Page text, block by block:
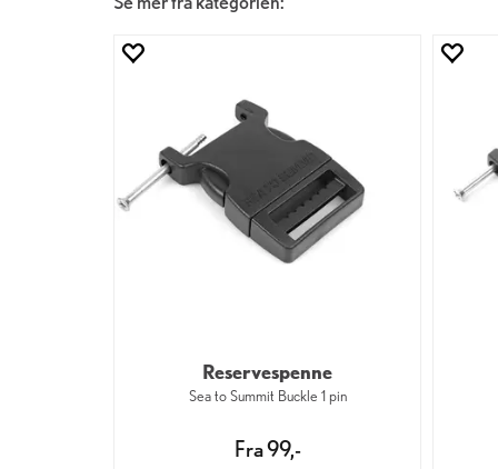
Reservespenne
Sea to Summit Buckle 1 pin
Fra 99,-